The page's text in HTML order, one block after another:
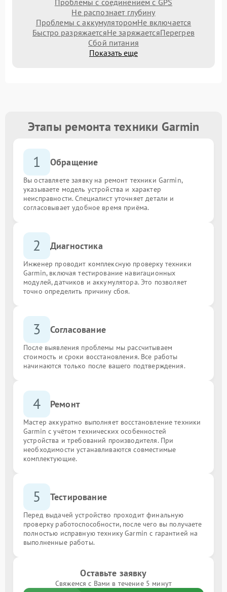
Не распознает глубину
Проблемы с аккумуляторомНе включается
Быстро разряжаетсяНе заряжаетсяПерегрев
Сбой питания
Показать еще
Этапы ремонта техники Garmin
1 Обращение
Вы оставляете заявку на ремонт техники Garmin,
указываете модель устройства и характер
неисправности. Специалист уточняет детали и
согласовывает удобное время приёма.
2 Диагностика
Инженер проводит комплексную проверку техники
Garmin, включая тестирование навигационных
модулей, датчиков и аккумулятора. Это позволяет
точно определить причину сбоя.
3 Согласование
После выявления проблемы мы рассчитываем
стоимость и сроки восстановления. Все работы
начинаются только после вашего подтверждения.
4 Ремонт
Мастер аккуратно выполняет восстановление техники
Garmin с учётом технических особенностей
устройства и требований производителя. При
необходимости устанавливаются совместимые
комплектующие.
5 Тестирование
Перед выдачей устройство проходит финальную
проверку работоспособности, после чего вы получаете
полностью исправную технику Garmin с гарантией на
выполненные работы.
Оставьте заявку
Свяжемся с Вами в течение 5 минут